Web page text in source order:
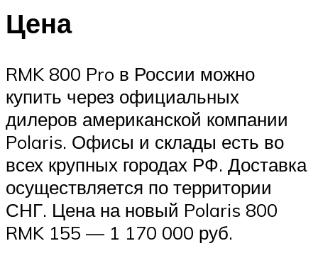
Цена
RMK 800 Pro в России можно
купить через официальных
дилеров американской компании
Polaris. Офисы и склады есть во
всех крупных городах РФ. Доставка
осуществляется по территории
СНГ. Цена на новый Polaris 800
RMK 155 — 1 170 000 руб.